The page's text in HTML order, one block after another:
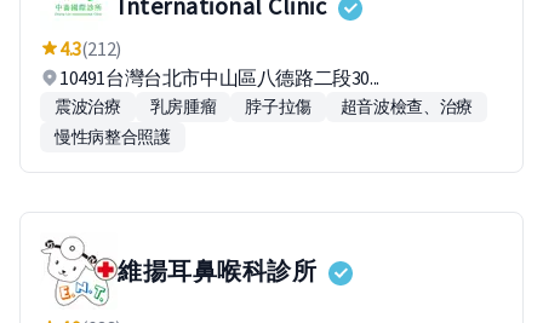
4.3(212)
10491台灣台北市中山區八德路二段30...
震波治療 乳房腫瘤 脖子拉傷
超音波檢查、治療
慢性病整合照護
維揚耳鼻喉科診所